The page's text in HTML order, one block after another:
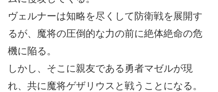
ヴェルナーは知略を尽くして防衛戦を展開す
るが、魔将の圧倒的な力の前に絶体絶命の危
機に陥る。
しかし、そこに親友である勇者マゼルが現
れ、共に魔将ゲザリウスと戦うことになる。